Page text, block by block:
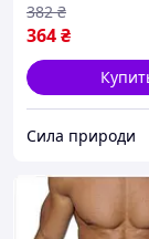
364₴
382 ₴
Сила природи